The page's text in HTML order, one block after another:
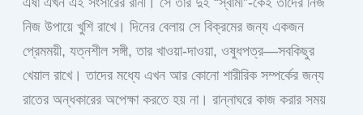
নিজ উপায়ে খুশি রাখে। দিনের বেলায় সে বিক্রমের জন্য একজন
প্রেমময়ী, যত্নশীল সঙ্গী, তার খাওয়া-দাওয়া, ওষুধপত্র—সবকিছুর
খেয়াল রাখে। তাদের মধ্যে এখন আর কোনো শারীরিক সম্পর্কের জন্য
রাতের অন্ধকারের অপেক্ষা করতে হয় না। রান্নাঘরে কাজ করার সময়